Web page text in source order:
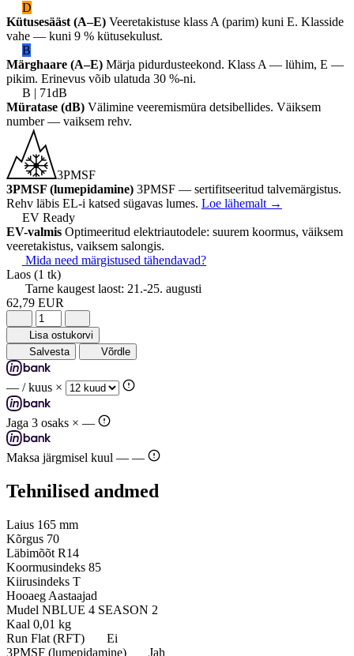
D
Kütusesääst (A–E) Veeretakistuse klass A (parim) kuni E. Klasside
vahe — kuni 9 % kütusekulust.
B
Märghaare (A–E) Märja pidurdusteekond. Klass A — lühim, E —
pikim. Erinevus võib ulatuda 30 %-ni.
B | 71dB
Müratase (dB) Välimine veeremismüra detsibellides. Väiksem
number — vaiksem rehv.
3PMSF
3PMSF (lumepidamine) 3PMSF — sertifitseeritud talvemärgistus.
Rehv läbis EL-i katsed sügavas lumes. Loe lähemalt →
EV Ready
EV-valmis Optimeeritud elektriautodele: suurem koormus, väiksem
veeretakistus, vaiksem salongis.
Mida need märgistused tähendavad?
Laos (1 tk)
Tarne kaugest laost: 21.-25. augusti
62,79 EUR
Lisa ostukorvi
Salvesta
Võrdle
— / kuus ×
Jaga 3 osaks × —
Maksa järgmisel kuul — —
Tehnilised andmed
Laius 165 mm
Kõrgus 70
Läbimõõt R14
Koormusindeks 85
Kiirusindeks T
Hooaeg Aastaajad
Mudel NBLUE 4 SEASON 2
Kaal 0,01 kg
Run Flat (RFT)
Ei
3PMSF (lumepidamine)
Jah